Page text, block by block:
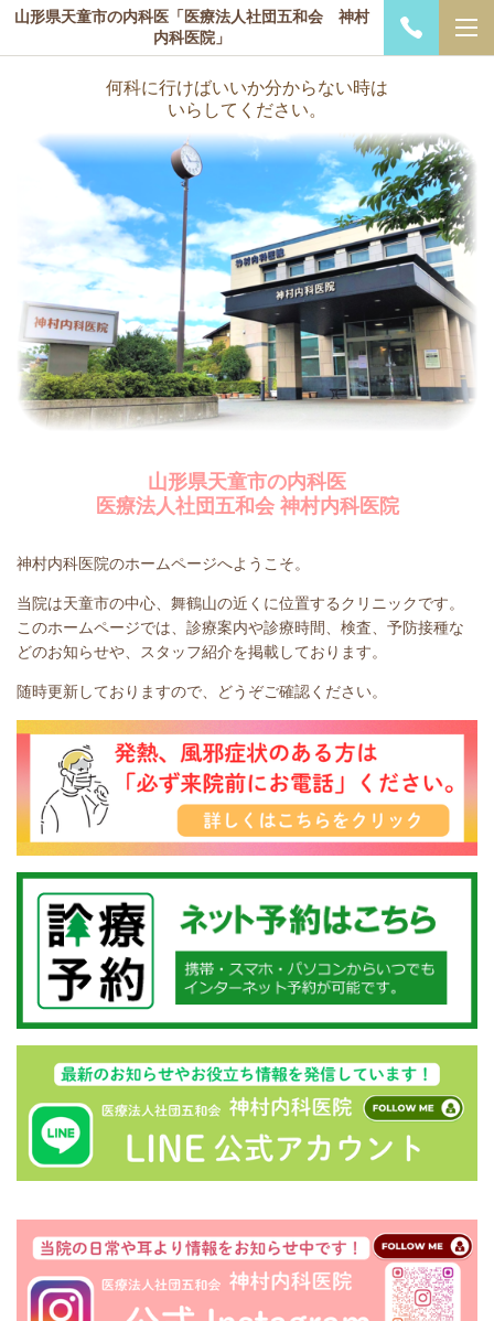
山形県天童市の内科医「医療法人社団五和会 神村
内科医院」
何科に行けばいいか分からない時は
いらしてください。
山形県天童市の内科医
医療法人社団五和会 神村内科医院
神村内科医院のホームページへようこそ。
当院は天童市の中心、舞鶴山の近くに位置するクリニックです。
このホームページでは、診療案内や診療時間、検査、予防接種な
どのお知らせや、スタッフ紹介を掲載しております。
随時更新しておりますので、どうぞご確認ください。